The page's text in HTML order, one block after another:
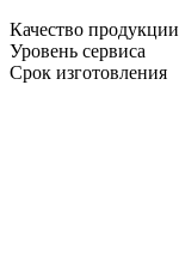
Качество продукции
Уровень сервиса
Срок изготовления